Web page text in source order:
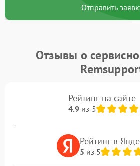
Отправить
Отзывы о
Рейтинг на сайте
4.9из 5
Рейтинг в
5 из 5